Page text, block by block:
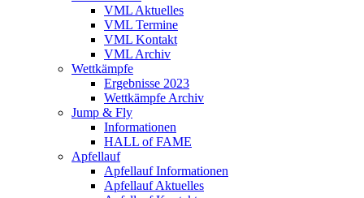
VML Aktuelles
VML Termine
VML Kontakt
VML Archiv
Wettkämpfe
Ergebnisse 2023
Wettkämpfe Archiv
Jump & Fly
Informationen
HALL of FAME
Apfellauf
Apfellauf Informationen
Apfellauf Aktuelles